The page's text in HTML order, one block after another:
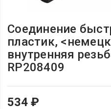
Соединение
пластик,
внутренняя
RP208409
534 ₽